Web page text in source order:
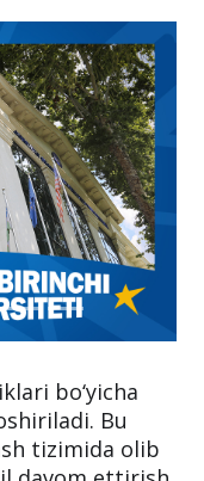
bo‘yicha
Bu
tizimida olib